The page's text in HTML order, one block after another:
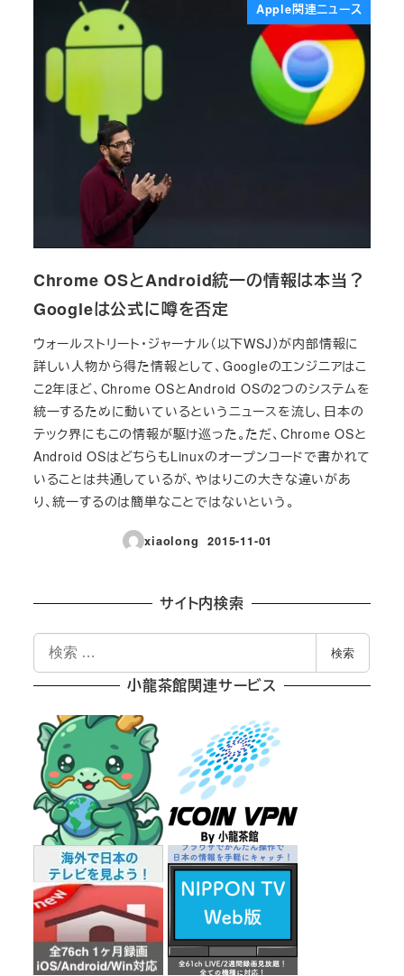
Apple関連ニュース
Chrome OSとAndroid統一の情報は本当？
Googleは公式に噂を否定
ウォールストリート・ジャーナル（以下WSJ）が内部情報に
詳しい人物から得た情報として、Googleのエンジニアはこ
こ2年ほど、Chrome OSとAndroid OSの2つのシステムを
統一するために動いているというニュースを流し、日本の
テック界にもこの情報が駆け巡った。ただ、Chrome OSと
Android OSはどちらもLinuxのオープンコードで書かれて
いることは共通しているが、やはりこの大きな違いがあ
り、統一するのは簡単なことではないという。
xiaolong
投稿日
2015-11-01
サイト内検索
索
検索
小龍茶館関連サービス